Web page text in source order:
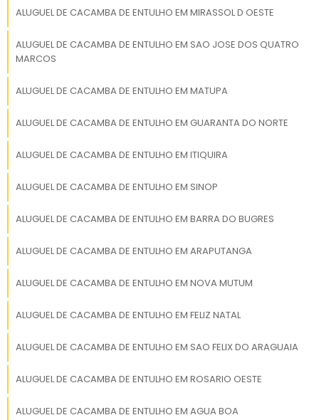
está entre R$ 200 e R$ 300. A RH Guindastes
oferece opções acessíveis para todos os
entulho de 5m3?
O preço para uma caçamba de 5m3 pode
variar, mas está em torno de R$ 250. É
com a RH Guindastes para obter o melhor
caçamba?
O custo médio de uma caçamba de entulho
dependendo do tamanho e da região de
Quantos dias fica uma caçamba
ALUGUEL DE CACAMBA DE ENTULHO EM MIRASSOL D OESTE
ALUGUEL DE CACAMBA DE ENTULHO EM SAO JOSE DOS QUATRO
MARCOS
ALUGUEL DE CACAMBA DE ENTULHO EM MATUPA
ALUGUEL DE CACAMBA DE ENTULHO EM GUARANTA DO NORTE
ALUGUEL DE CACAMBA DE ENTULHO EM ITIQUIRA
ALUGUEL DE CACAMBA DE ENTULHO EM SINOP
ALUGUEL DE CACAMBA DE ENTULHO EM BARRA DO BUGRES
ALUGUEL DE CACAMBA DE ENTULHO EM ARAPUTANGA
ALUGUEL DE CACAMBA DE ENTULHO EM NOVA MUTUM
ALUGUEL DE CACAMBA DE ENTULHO EM FELIZ NATAL
ALUGUEL DE CACAMBA DE ENTULHO EM SAO FELIX DO ARAGUAIA
ALUGUEL DE CACAMBA DE ENTULHO EM ROSARIO OESTE
ALUGUEL DE CACAMBA DE ENTULHO EM AGUA BOA